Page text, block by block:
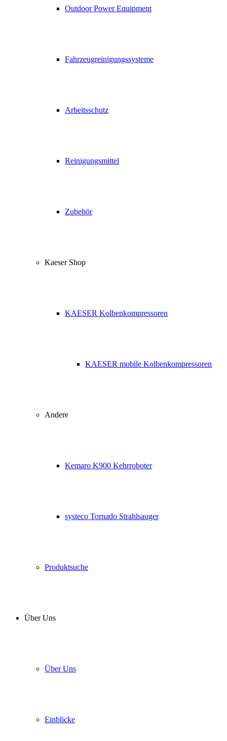
Outdoor Power Equipment
Fahrzeugreinigungssysteme
Arbeitsschutz
Reinigungsmittel
Zubehör
Kaeser Shop
KAESER Kolbenkompressoren
KAESER mobile Kolbenkompressoren
Andere
Kemaro K900 Kehrroboter
systeco Tornado Strahlsauger
Produktsuche
Über Uns
Über Uns
Einblicke